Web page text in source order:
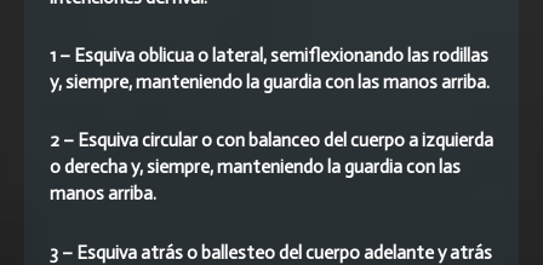
1 – Esquiva oblicua o lateral, semiflexionando las rodillas
y, siempre, manteniendo la guardia con las manos arriba.
2 – Esquiva circular o con balanceo del cuerpo a izquierda
o derecha y, siempre, manteniendo la guardia con las
manos arriba.
3 – Esquiva atrás o ballesteo del cuerpo adelante y atrás